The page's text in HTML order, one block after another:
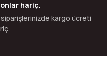
hariç.
kargo ücreti